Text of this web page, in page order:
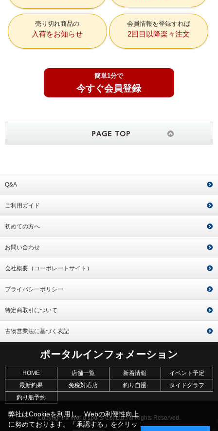
売り切れ商品の
入荷をお知らせ
会員情報を登録すれば
2回目以降楽々注文
簡単1分で
今すぐ会員登録
Q&A
ご利用ガイド
初めての方へ
お問い合わせ
会社概要（コーポレートサイト）
プライバシーポリシー
特定商取引について
古物営業法に基づく表記
ポータルインフォメーション
HOME 店舗一覧 新着情報
イベント予定
最新釣果
免税対応店 釣り自慢
タイドグラフ
釣り船予約
Copyright © World sports Co.,Ltd. All Rights Reserved.
弊社はCookieを利用し、Webの利便性向上
に努めております。「承認する」をクリッ